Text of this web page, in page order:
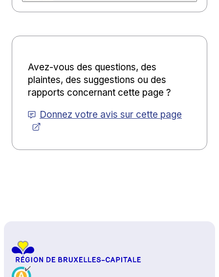
Avez-vous des questions, des
plaintes, des suggestions ou des
rapports concernant cette page ?
Donnez votre avis sur cette page